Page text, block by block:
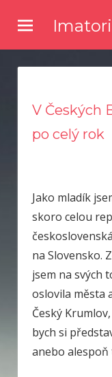
content
V Českých
po celý rok
Jako mladík
skoro celou
na Slovensko.
jsem na svých
oslovila města
Český
bych si
anebo